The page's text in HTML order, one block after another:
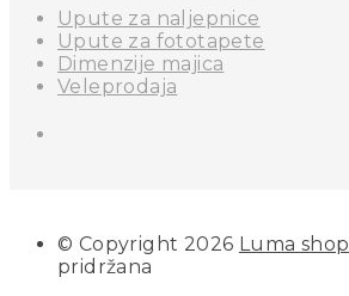
Upute za naljepnice
Upute za fototapete
Dimenzije majica
Veleprodaja
© Copyright 2026 Luma shop
pridržana